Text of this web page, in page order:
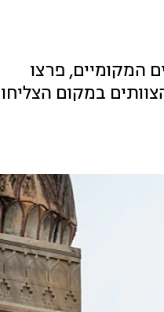
המקומיים, פרצו
בעוד שהצוותים במקום הצליחו